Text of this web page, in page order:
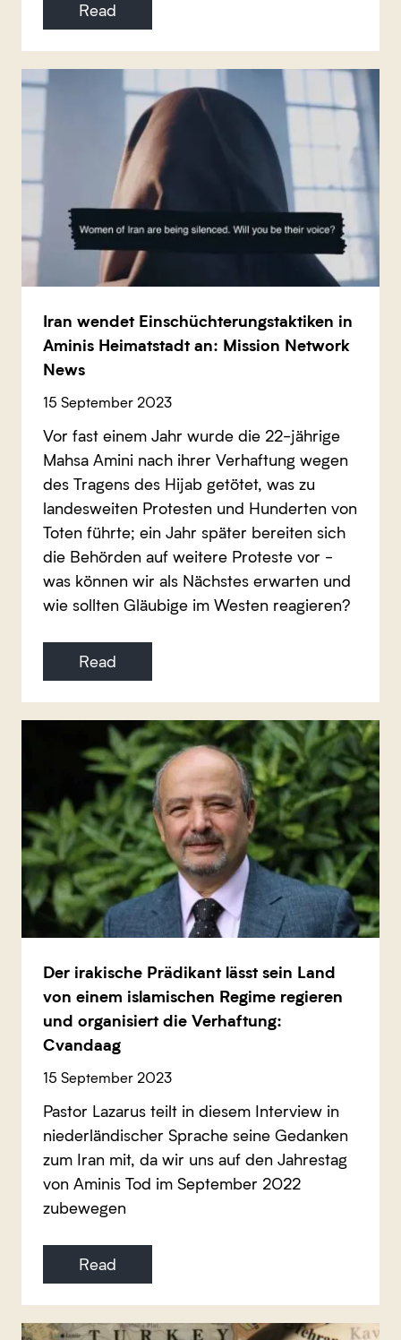
Read
Iran wendet Einschüchterungstaktiken in
Aminis Heimatstadt an: Mission Network
News
15 September 2023
Vor fast einem Jahr wurde die 22-jährige
Mahsa Amini nach ihrer Verhaftung wegen
des Tragens des Hijab getötet, was zu
landesweiten Protesten und Hunderten von
Toten führte; ein Jahr später bereiten sich
die Behörden auf weitere Proteste vor -
was können wir als Nächstes erwarten und
wie sollten Gläubige im Westen reagieren?
Read
Der irakische Prädikant lässt sein Land
von einem islamischen Regime regieren
und organisiert die Verhaftung:
Cvandaag
15 September 2023
Pastor Lazarus teilt in diesem Interview in
niederländischer Sprache seine Gedanken
zum Iran mit, da wir uns auf den Jahrestag
von Aminis Tod im September 2022
zubewegen
Read